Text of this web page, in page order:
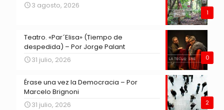
1
3 agosto, 2026
0
Teatro. «Par´Elisa» (Tiempo de
despedida) – Por Jorge Palant
31 julio, 2026
2
Érase una vez la Democracia – Por
Marcelo Brignoni
31 julio, 2026